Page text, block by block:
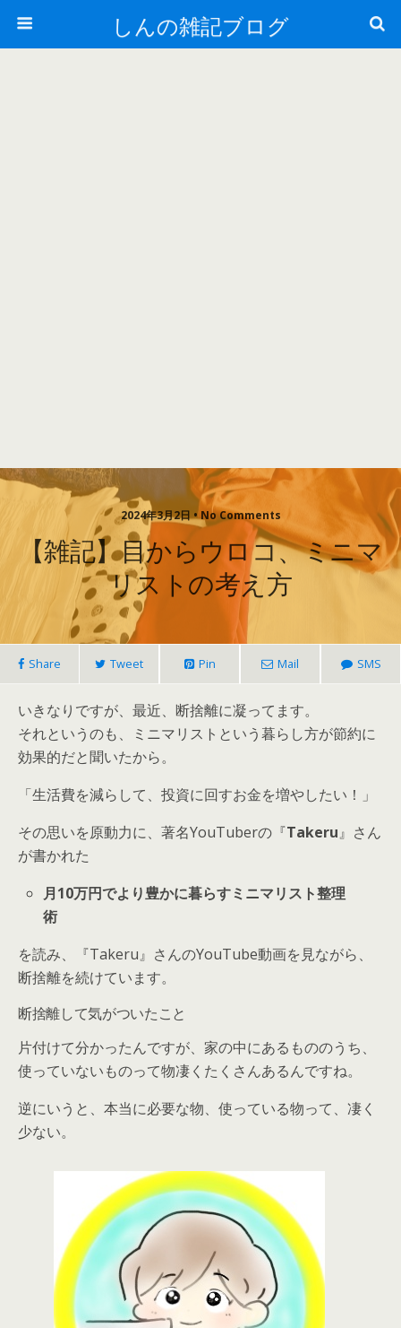
しんの雑記ブログ
2024年3月2日 • No Comments
【雑記】目からウロコ、ミニマ
リストの考え方
Share Tweet Pin Mail SMS
いきなりですが、最近、断捨離に凝ってます。
それというのも、ミニマリストという暮らし方が節約に
効果的だと聞いたから。
「生活費を減らして、投資に回すお金を増やしたい！」
その思いを原動力に、著名YouTuberの『Takeru』さん
が書かれた
月10万円でより豊かに暮らすミニマリスト整理
術
を読み、『Takeru』さんのYouTube動画を見ながら、
断捨離を続けています。
断捨離して気がついたこと
片付けて分かったんですが、家の中にあるもののうち、
使っていないものって物凄くたくさんあるんですね。
逆にいうと、本当に必要な物、使っている物って、凄く
少ない。